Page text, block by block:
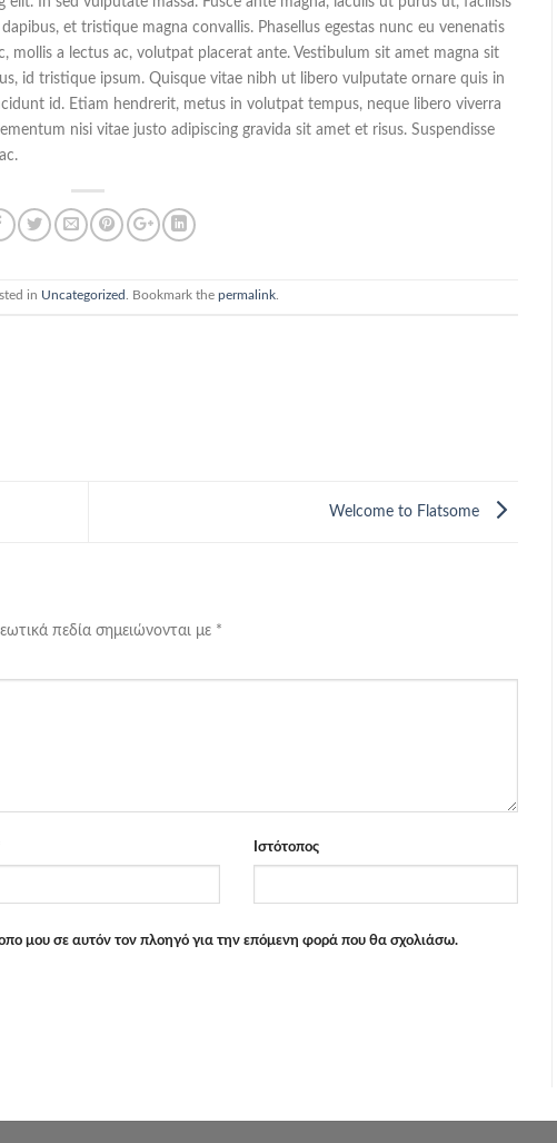
et tristique magna convallis. Phasellus egestas nunc eu venenatis
mollis a lectus ac, volutpat placerat ante. Vestibulum sit amet magna sit
id tristique ipsum. Quisque vitae nibh ut libero vulputate ornare quis in
id. Etiam hendrerit, metus in volutpat tempus, neque libero viverra
nisi vitae justo adipiscing gravida sit amet et risus. Suspendisse
in Uncategorized. Bookmark thepermalink.
Welcome to Flatsome
πεδία σημειώνονται με *
Ιστότοπος
μου σε αυτόν τον πλοηγό για την επόμενη φορά που θα σχολιάσω.